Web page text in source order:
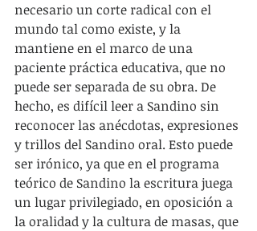
necesario un corte radical con el
mundo tal como existe, y la
mantiene en el marco de una
paciente práctica educativa, que no
puede ser separada de su obra. De
hecho, es difícil leer a Sandino sin
reconocer las anécdotas, expresiones
y trillos del Sandino oral. Esto puede
ser irónico, ya que en el programa
teórico de Sandino la escritura juega
un lugar privilegiado, en oposición a
la oralidad y la cultura de masas, que